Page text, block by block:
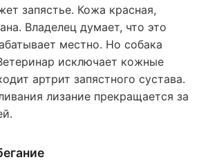
запястье. Кожа красная,
Владелец думает, что это
местно. Но собака
исключает кожные
артрит запястного сустава.
лизание прекращается за